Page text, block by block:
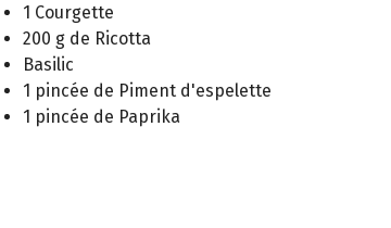
1 Courgette
200 g de Ricotta
Basilic
1 pincée de Piment d'espelette
1 pincée de Paprika